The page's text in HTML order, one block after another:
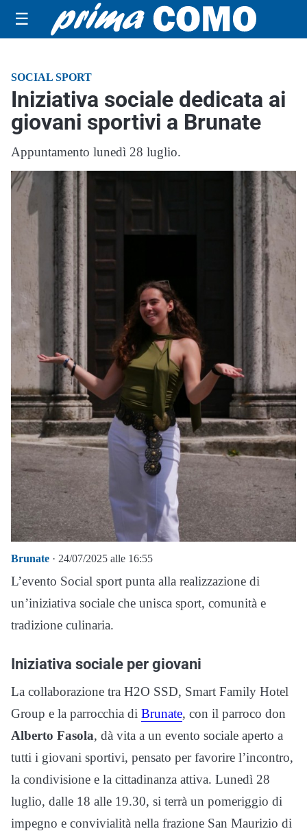
☰
SOCIAL SPORT
Iniziativa sociale dedicata ai
giovani sportivi a Brunate
Appuntamento lunedì 28 luglio.
Brunate · 24/07/2025 alle 16:55
L’evento Social sport punta alla realizzazione di
un’iniziativa sociale che unisca sport, comunità e
tradizione culinaria.
Iniziativa sociale per giovani
La collaborazione tra H2O SSD, Smart Family Hotel
Group e la parrocchia di Brunate, con il parroco don
Alberto Fasola, dà vita a un evento sociale aperto a
tutti i giovani sportivi, pensato per favorire l’incontro,
la condivisione e la cittadinanza attiva. Lunedì 28
luglio, dalle 18 alle 19.30, si terrà un pomeriggio di
impegno e convivialità nella frazione San Maurizio di